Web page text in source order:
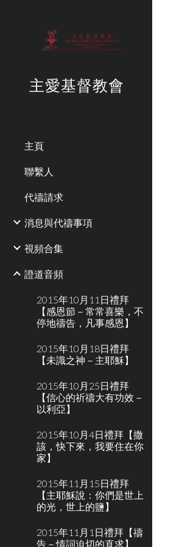
主愛基督教會
主頁
聯繫人
代禱請求
消息與代禱事項
視頻合集
證道音頻
2015年10月11日禮拜
【感恩節－常常喜樂，不
停地禱告，凡事感恩】
2015年10月18日禮拜
【未識之神－主耶穌】
2015年10月25日禮拜
【信心的祈禱大有功效－
以利亞】
2015年10月4日禮拜【撒
該，快下來，我要住在你
家】
2015年11月15日禮拜
【主耶穌說：你們是世上
的光，世上的鹽】
2015年11月1日禮拜【禱
告－情詞迫切的直求】